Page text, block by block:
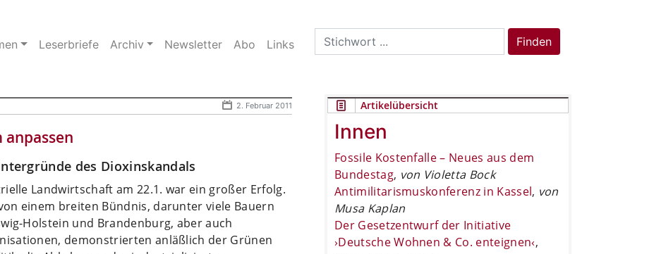
Leserbriefe Archiv Newsletter Abo Links
Search
for:
Finden
2. Februar 2011
des Dioxinskandals
Landwirtschaft am 22.1. war ein großer Erfolg.
einem breiten Bündnis, darunter viele Bauern
Holstein und Brandenburg, aber auch
demonstrierten anläßlich der Grünen
Artikelübersicht
Innen
Fossile Kostenfalle – Neues aus dem
Bundestag, von Violetta Bock
Antimilitarismuskonferenz in Kassel, von
Musa Kaplan
Der Gesetzentwurf der Initiative
›Deutsche Wohnen & Co. enteignen‹,